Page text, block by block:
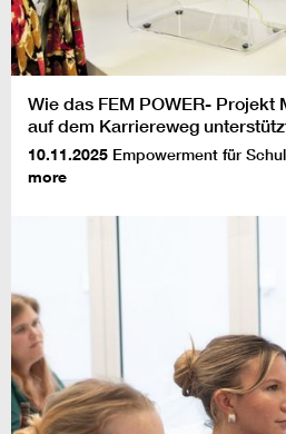
Wie das FEM POWER- Projekt
auf dem Karriereweg
10.11.2025 Empowerment für
more